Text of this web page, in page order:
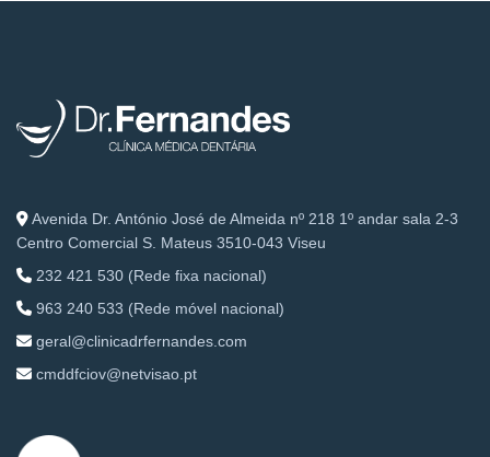
Avenida Dr. António José de Almeida nº 218 1º andar sala 2-3
Centro Comercial S. Mateus 3510-043 Viseu
232 421 530 (Rede fixa nacional)
963 240 533 (Rede móvel nacional)
geral@clinicadrfernandes.com
cmddfciov@netvisao.pt